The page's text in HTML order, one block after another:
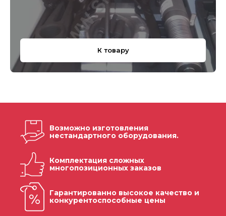
К товару
Возможно изготовления
нестандартного оборудования.
Комплектация сложных
многопозиционных заказов
Гарантированно высокое качество и
конкурентоспособные цены